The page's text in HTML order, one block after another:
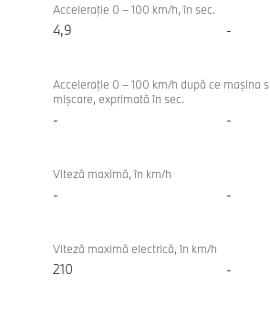
iX3 50
xDrive
Acceleraţie 0 – 100 km/h, în sec.
4,9 -
Acceleraţie 0 – 100 km/h după ce maşina
mişcare, exprimată în sec.
- -
Viteză maximă, în km/h
- -
Viteză maximă electrică, în km/h
210 -